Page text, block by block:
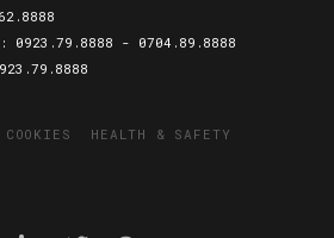
0923.79.8888 - 0704.89.8888
COOKIES HEALTH & SAFETY